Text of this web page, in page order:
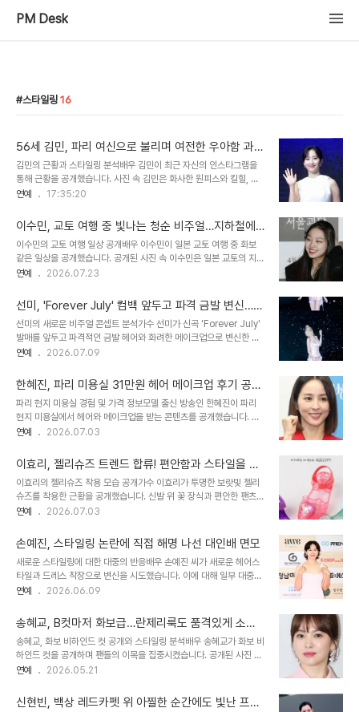
PM Desk
스타일링 16
56세 김민, 파리 여신으로 불리며 여전한 우아함 과시
김민의 근황과 스타일링 분석배우 김민이 최근 자신의 인스타그램을
통해 근황을 공개했습니다. 사진 속 김민은 화사한 원피스와 킬힐, 선
글라스로 우아하고 도도한 스타일을 선보였습니다. 변함없는 고급스
혜의 극찬과 김민의 과거 활동이를 본 동료 배우 황신혜는 김민을 '파
리의 여신'이라 칭하며 찬사를 보냈습니다. 김민은 과거 미국 이민 후
귀국하여 여러 드라마와 영화에 출연하며 활발한 활동을 펼쳤습니다.
김민의 결혼 생활과 딸의 성과김민은 하버드 MBA 출신의 사업가와
결혼하여 슬하에 딸 유나를 두고 있습니다. 딸 유나는 토론 대회에서
름다움과 가족의 성공배우 김민은 ..
연예 17:35:20
이수민, 교토 여행 중 빛나는 청순 비주얼…지하철에
서도 화보 같은 일상 공개
이수민의 교토 여행 일상 공개배우 이수민이 일본 교토 여행 중 화보
같은 일상을 공개했습니다. 공개된 사진 속 이수민은 일본 교토의 지하
철과 건널목 등을 배경으로 자연스러운 여행 모습을 담았습니다. 수수
청순한 매력과 맑은 비주얼이수민은 흰색 시스루 니트에 도트 스커트
를 매치하여 수수한 스타일링을 선보였습니다. 이어폰을 낀 채 창밖을
바라보거나 환한 미소를 짓는 모습은 마치 화보 같은 감성을 더했습니
다. 꾸밈없는 일상 속에서도 또렷한 이목구비와 맑은 비주얼이 돋보였
습니다. 네티즌들의 뜨거운 반응사진을 접한 네티즌들은 '교토가 퍼
다. 이수민은 2001년생으로, ..
연예 2026.07.23
선미, 'Forever July' 컴백 앞두고 파격 금발 변신…독
보적 비주얼 공개
선미의 새로운 비주얼 콘셉트 분석가수 선미가 신곡 'Forever July'
발매를 앞두고 파격적인 금발 헤어와 화려한 메이크업으로 변신한 모
습을 공개했습니다. 핑크빛 코르셋 상의와 초미니 팬츠를 매치한 과감
적인 눈빛과 한층 과감해진 스타일링은 신곡 콘셉트에 대한 기대감을
높였습니다. 신곡 'Forever July' 기대 포인트선미의 신곡 'Forever
July'는 중독성 강한 멜로디와 선미 특유의 몽환적이면서도 시원한 음
색이 일부 공개되어 완곡에 대한 기대감을 증폭시키고 있습니다. 공개
된 사진 속에서 선미는 카메라를 향해 강렬한 눈빛을 발산하는가 하면,
15일 오..
연예 2026.07.09
한혜진, 파리 미용실 31만원 헤어 메이크업 후기 공개
하며 폭소
파리 현지 미용실 경험 및 가격 정보모델 출신 방송인 한혜진이 파리
현지 미용실에서 헤어와 메이크업을 받는 콘텐츠를 공개했습니다. 파
리 8구 고급 미용실의 긴 머리 커트 및 스타일링 비용은 약 29만 원에
원이 나왔습니다. 파리지엔 메이크업에 대한 솔직한 반응한혜진은 파
리지엔 메이크업을 받은 후, 예상과는 다른 결과에 당황하며 '이거 맞
냐'고 너스레를 떨었습니다. 짙은 스모키 화장에 대한 그의 솔직한 반
응은 시청자들에게 웃음을 선사했습니다. 그는 파리지엔 메이크업의
기세에 눌리지 않겠다고 말하며 유쾌함을 더했습니다. 콘텐츠의 주요
링을 체험하는 내용을 담고 있습..
연예 2026.07.03
이효리, 젤리슈즈 트렌드 합류! 편안함과 스타일을 동
시에 잡은 패션
이효리의 젤리슈즈 착용 모습 공개가수 이효리가 투명한 보랏빛 젤리
슈즈를 착용한 근황을 공개했습니다. 신발 위 꽃 장식과 편안한 팬츠
매치가 시선을 사로잡았습니다. 이효리의 자연스러운 스타일링이 돋
즈가 다시 트렌드 아이템으로 주목받고 있습니다. 한때 여름 대표 아이
템이었던 젤리슈즈는 다양한 브랜드에서 재출시되며 인기를 얻고 있
습니다. 이효리의 착용 모습이 트렌드에 대한 관심을 더욱 높이고 있습
니다. 이효리의 현재 활동 및 근황이효리는 현재 서울 연희동에서 요가
원 '아난다'를 운영하고 있습니다. 지난해 제주를 떠나 서울 평창동으
리에서 활동 중입니다. 이효리의 젤..
연예 2026.07.03
손예진, 스타일링 논란에 직접 해명 나선 대인배 면모
새로운 스타일링에 대한 대중의 반응배우 손예진 씨가 새로운 헤어스
타일과 드레스 착장으로 변신을 시도했습니다. 이에 대해 일부 대중은
스타일링이 '별로'라는 반응을 보였습니다. 손예진 씨는 이러한 반응에
접적인 소통 방식손예진 씨는 개인 계정에 시상식에서 찍은 사진과 함
께 감사 인사를 전했습니다. 사진 속에서 손예진 씨는 짧은 헤어스타일
과 연핑크색 드레스를 선보이며 사랑스러운 눈웃음을 짓고 있습니다.
이는 자신을 향한 다양한 의견에 대해 직접 소통하려는 노력으로 해석
됩니다. 영화 '어쩔 수가 없다'로 여우주연상 수상손예진 씨는 최근 영
니다. 이번 시상식에서의 새..
연예 2026.06.09
송혜교, B컷마저 화보급…란제리룩도 품격있게 소화
하는 그녀의 스타일링 비결
송혜교, 화보 비하인드 컷 공개와 스타일링 분석배우 송혜교가 화보 비
하인드 컷을 공개하며 팬들의 이목을 집중시켰습니다. 공개된 사진 속
송혜교는 고전적이면서도 차분한 분위기의 스타일링을 선보였습니다.
면서도 정제된 비주얼을 더욱 돋보이게 했습니다. 다채로운 스타일 변
주와 패션 포인트송혜교는 블랙 이너에 오버사이즈 레더 재킷을 매치
연예 2026.05.21
신현빈, 백상 레드카펫 위 아찔한 순간에도 빛난 프로